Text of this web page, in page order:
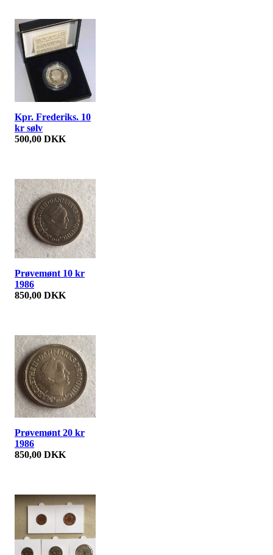
Kpr. Frederiks. 10
kr sølv
500,00 DKK
Prøvemønt 10 kr
1986
850,00 DKK
Prøvemønt 20 kr
1986
850,00 DKK